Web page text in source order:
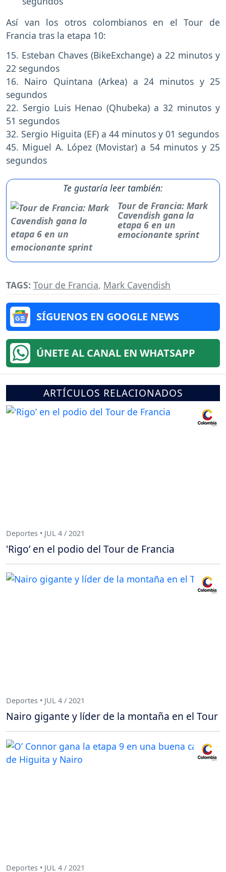
Así van los otros colombianos en el Tour de
Francia tras la etapa 10:
15. Esteban Chaves (BikeExchange) a 22 minutos y
22 segundos
16. Nairo Quintana (Arkea) a 24 minutos y 25
segundos
22. Sergio Luis Henao (Qhubeka) a 32 minutos y
51 segundos
32. Sergio Higuita (EF) a 44 minutos y 01 segundos
45. Miguel A. López (Movistar) a 54 minutos y 25
segundos
Te gustaría leer también:
Tour de Francia: Mark
Cavendish gana la
etapa 6 en un
emocionante sprint
TAGS: Tour de Francia, Mark Cavendish
SÍGUENOS EN GOOGLE NEWS
ÚNETE AL CANAL EN WHATSAPP
ARTÍCULOS RELACIONADOS
Deportes • JUL 4 / 2021
'Rigo’ en el podio del Tour de Francia
Deportes • JUL 4 / 2021
Nairo gigante y líder de la montaña en el Tour
Deportes • JUL 4 / 2021